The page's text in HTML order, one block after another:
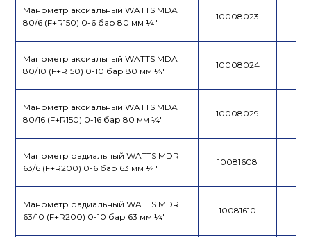
Манометр аксиальный WATTS MDA
80/6 (F+R150) 0-6 бар 80 мм ¼"
10008023
Манометр аксиальный WATTS MDA
80/10 (F+R150) 0-10 бар 80 мм ¼"
10008024
Манометр аксиальный WATTS MDA
80/16 (F+R150) 0-16 бар 80 мм ¼"
10008029
Манометр радиальный WATTS MDR
63/6 (F+R200) 0-6 бар 63 мм ¼"
10081608
Манометр радиальный WATTS MDR
63/10 (F+R200) 0-10 бар 63 мм ¼"
10081610